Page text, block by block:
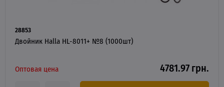
28853
Двойник Halla HL-8011+ №8 (1000шт)
Оптовая цена 4781.97 грн.